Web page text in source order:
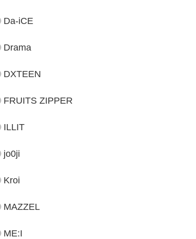
Da-iCE
Drama
DXTEEN
FRUITS ZIPPER
ILLIT
jo0ji
Kroi
MAZZEL
ME:I